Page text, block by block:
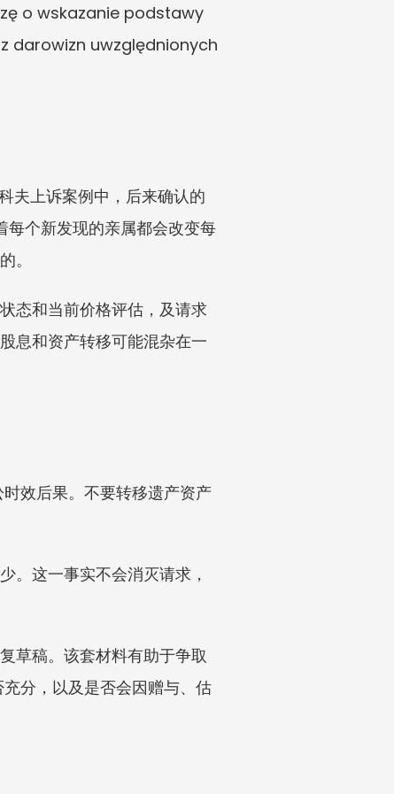
o wskazanie podstawy
darowizn uwzględnionych
夫上诉案例中，后来确认的
个新发现的亲属都会改变每
。
态和当前价格评估，及请求
息和资产转移可能混杂在一
效后果。不要转移遗产资产
。这一事实不会消灭请求，
草稿。该套材料有助于争取
分，以及是否会因赠与、估